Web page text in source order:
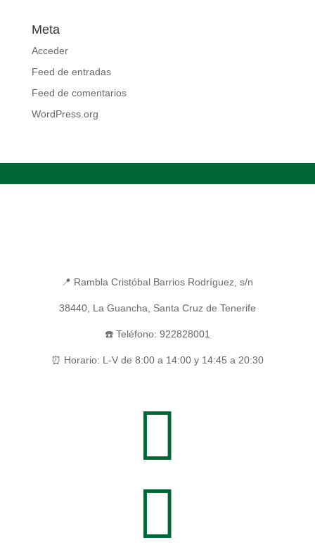
Meta
Acceder
Feed de entradas
Feed de comentarios
WordPress.org
📍 Rambla Cristóbal Barrios Rodríguez, s/n
38440, La Guancha, Santa Cruz de Tenerife
☎️ Teléfono: 922828001
⏰ Horario: L-V de 8:00 a 14:00 y 14:45 a 20:30

